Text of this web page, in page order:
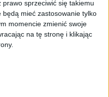
sprzeciwić się takiemu
mieć zastosowanie tylko
momencie zmienić swoje
na tę stronę i klikając
on, że dzięki
1,5 tys. firm
nowatorskie
się hubem